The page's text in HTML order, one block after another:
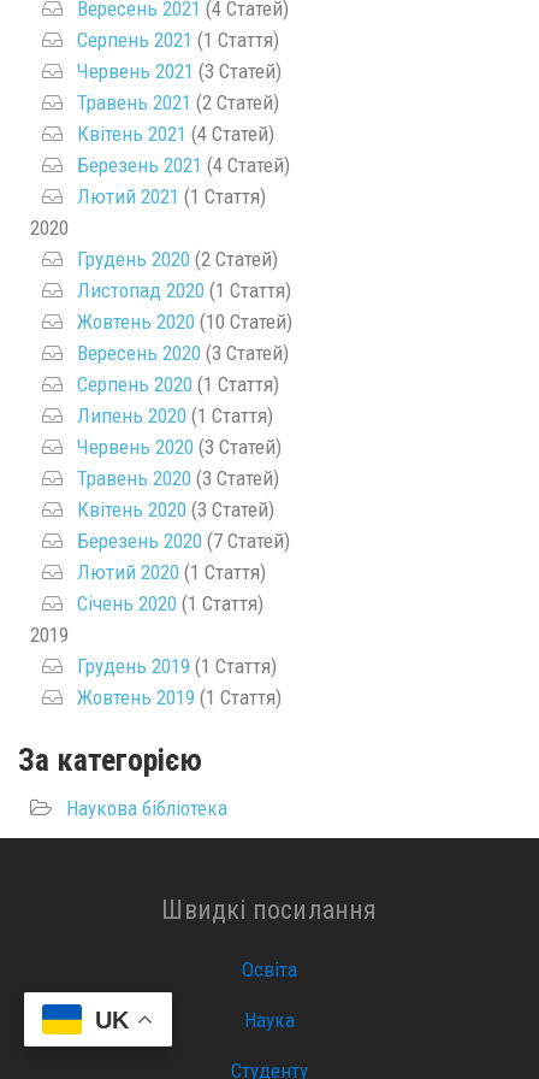
Вересень 2021 (4 Статей)
Серпень 2021 (1 Стаття)
Червень 2021 (3 Статей)
Травень 2021 (2 Статей)
Квітень 2021 (4 Статей)
Березень 2021 (4 Статей)
Лютий 2021 (1 Стаття)
2020
Грудень 2020 (2 Статей)
Листопад 2020 (1 Стаття)
Жовтень 2020 (10 Статей)
Вересень 2020 (3 Статей)
Серпень 2020 (1 Стаття)
Липень 2020 (1 Стаття)
Червень 2020 (3 Статей)
Травень 2020 (3 Статей)
Квітень 2020 (3 Статей)
Березень 2020 (7 Статей)
Лютий 2020 (1 Стаття)
Січень 2020 (1 Стаття)
2019
Грудень 2019 (1 Стаття)
Жовтень 2019 (1 Стаття)
За категорією
Наукова бібліотека
UK
Швидкі посилання
Освіта
Наука
Студенту